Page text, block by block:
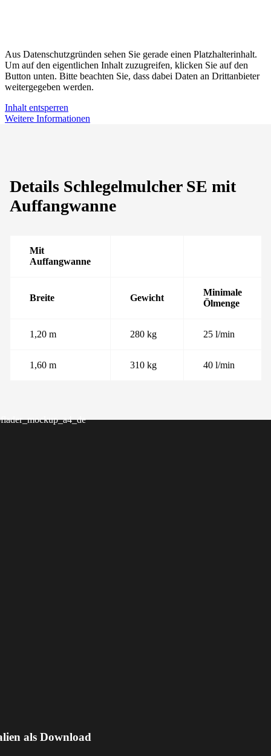
Aus Datenschutzgründen sehen Sie gerade einen Platzhalterinhalt.
Um auf den eigentlichen Inhalt zuzugreifen, klicken Sie auf den
Button unten. Bitte beachten Sie, dass dabei Daten an Drittanbieter
weitergegeben werden.
Inhalt entsperren
Weitere Informationen
Details Schlegelmulcher SE mit
Auffangwanne
Mit
Auffangwanne
Breite Gewicht
Minimale
Ölmenge
1,20 m 280 kg 25 l/min
1,60 m 310 kg 40 l/min
als Download